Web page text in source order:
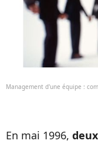
Management d'une équipe :
En mai 1996,